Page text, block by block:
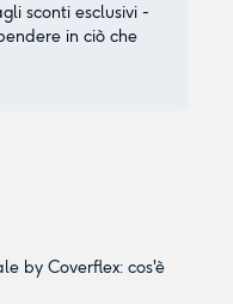
sconti esclusivi -
in ciò che
by Coverflex: cos'è